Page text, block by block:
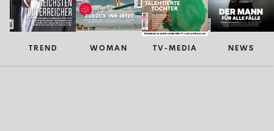
TREND WOMAN TV-MEDIA NEWS